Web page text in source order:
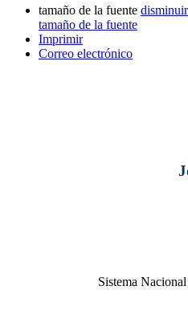
tamaño de la fuente
tamaño de la fuente
Imprimir
Correo electrónico
Sistema